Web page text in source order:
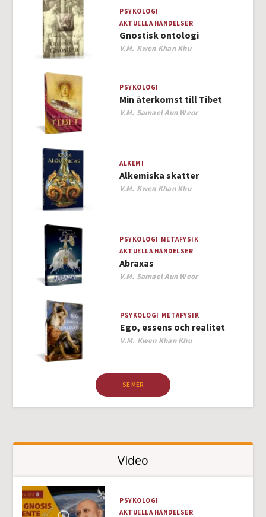
PSYKOLOGI
AKTUELLA HÄNDELSER
Gnostisk ontologi
Author
V.M. Kwen Khan Khu
PSYKOLOGI
Min återkomst till Tibet
Author
V.M. Samael Aun Weor
ALKEMI
Alkemiska skatter
Author
V.M. Kwen Khan Khu
PSYKOLOGI METAFYSIK
AKTUELLA HÄNDELSER
Abraxas
Author
V.M. Samael Aun Weor
PSYKOLOGI METAFYSIK
Ego, essens och realitet
Author
V.M. Kwen Khan Khu
SE MER
Video
PSYKOLOGI
AKTUELLA HÄNDELSER